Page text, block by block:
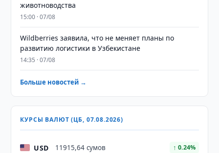
животноводства
15:00 · 07/08
Wildberries заявила, что не меняет планы по
развитию логистики в Узбекистане
14:35 · 07/08
Больше новостей →
КУРСЫ ВАЛЮТ (ЦБ, 07.08.2026)
USD 11915,64 сумов ↑ 0.24%